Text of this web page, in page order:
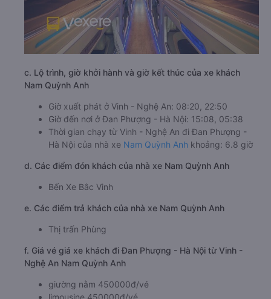
c. Lộ trình, giờ khởi hành và giờ kết thúc của xe khách
Nam Quỳnh Anh
Giờ xuất phát ở Vinh - Nghệ An: 08:20, 22:50
Giờ đến nơi ở Đan Phượng - Hà Nội: 15:08, 05:38
Thời gian chạy từ Vinh - Nghệ An đi Đan Phượng -
Hà Nội của nhà xe Nam Quỳnh Anh khoảng: 6.8 giờ
d. Các điểm đón khách của nhà xe Nam Quỳnh Anh
Bến Xe Bắc Vinh
e. Các điểm trả khách của nhà xe Nam Quỳnh Anh
Thị trấn Phùng
f. Giá vé giá xe khách đi Đan Phượng - Hà Nội từ Vinh -
Nghệ An Nam Quỳnh Anh
giường nằm 450000đ/vé
limousine 450000đ/vé